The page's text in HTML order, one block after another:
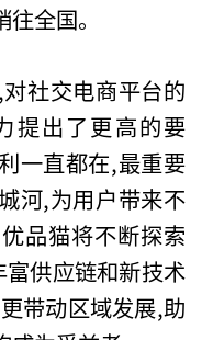
全国。
社交电商平台的
提出了更高的要
一直都在,最重要
河,为用户带来不
品猫将不断探索
供应链和新技术
带动区域发展,助